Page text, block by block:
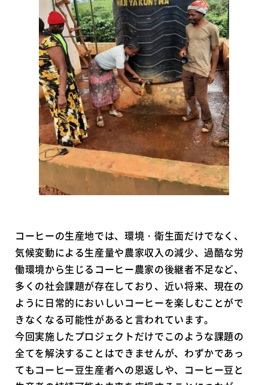
コーヒーの生産地では、環境・衛生面だけでなく、
気候変動による生産量や農家収入の減少、過酷な労
働環境から生じるコーヒー農家の後継者不足など、
多くの社会課題が存在しており、近い将来、現在の
ように日常的においしいコーヒーを楽しむことがで
きなくなる可能性があると言われています。
今回実施したプロジェクトだけでこのような課題の
全てを解決することはできませんが、わずかであっ
てもコーヒー豆生産者への恩返しや、コーヒー豆と